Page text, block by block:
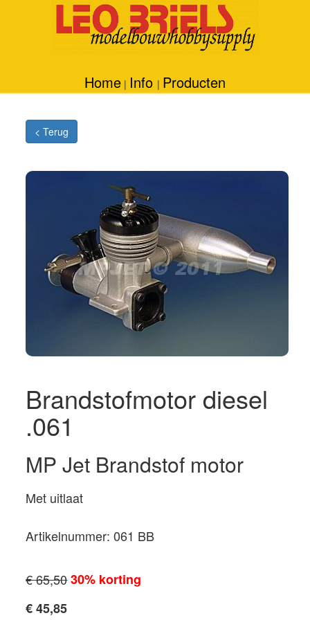
Home | Info | Producten
< Terug
Brandstofmotor diesel
.061
MP Jet Brandstof motor
Met uitlaat
Artikelnummer: 061 BB
€ 65,5030% korting
€ 45,85